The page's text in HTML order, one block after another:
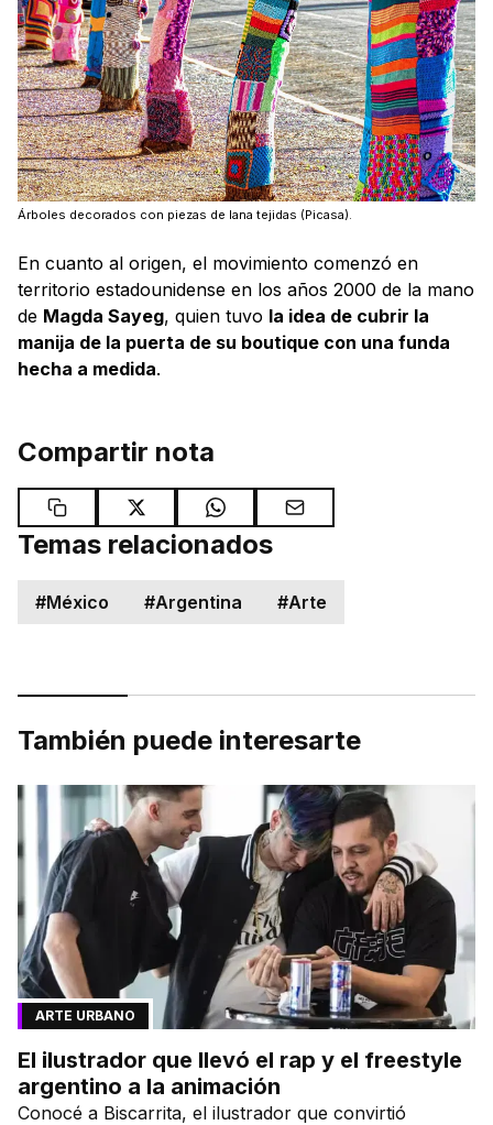
Árboles decorados con piezas de lana tejidas (Picasa).
En cuanto al origen, el movimiento comenzó en
territorio estadounidense en los años 2000 de la mano
de Magda Sayeg, quien tuvo la idea de cubrir la
manija de la puerta de su boutique con una funda
hecha a medida.
Compartir nota
Temas relacionados
#México #Argentina #Arte
También puede interesarte
ARTE URBANO
El ilustrador que llevó el rap y el freestyle
argentino a la animación
Conocé a Biscarrita, el ilustrador que convirtió